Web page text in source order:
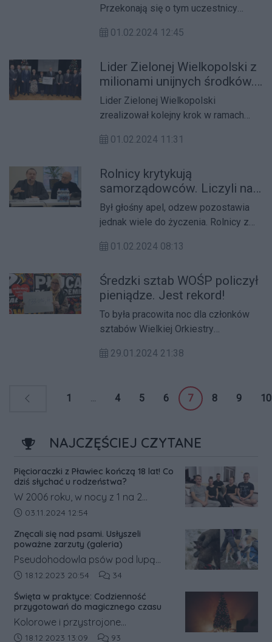
Przekonają się o tym uczestnicy
Wielkopolskiej.
01.02.2024 12:45
Lider Zielonej Wielkopolski z
milionami unijnych środków.
Kto z nich skorzysta?
Lider Zielonej Wielkopolski
zrealizował kolejny krok w ramach
podpisując umowę z samorządem
finansowych na strategię rozwoju
lokalnego. W ramach tej inicjatywy
średzka Lokalna Grupa Działania
otrzyma ponad 7,5 mln euro, co
złotych.
01.02.2024 11:31
Rolnicy krytykują
samorządowców. Liczyli na
ich wsparcie
Był głośny apel, odzew pozostawia
jednak wiele do życzenia. Rolnicy z
przeciwko planowanej budowie
drogi ekspresowej S11.
01.02.2024 08:13
Średzki sztab WOŚP policzył
pieniądze. Jest rekord!
To była pracowita noc dla członków
sztabów Wielkiej Orkiestry
pieniądze zebrane podczas
29.01.2024 21:38
1 ... 4 5 6 7 8 9 10
NAJCZĘŚCIEJ CZYTANE
Pięcioraczki z Pławiec kończą 18 lat! Co
dziś słychać u rodzeństwa?
W 2006 roku, w nocy z 1 na 2
listopada, w Pławcach w powiecie
pięcioraczki.
Data dodania artykułu:
03.11.2024 12:54
Znęcali się nad psami. Usłyszeli
poważne zarzuty (galeria)
Pseudohodowla psów pod lupą
prokuratury. Była ona prowadzona
śremskim. Na jej trop wpadli
inspektorzy weterynaryjni, którzy o
sprawie powiadomili policję.
Data dodania artykułu:
18.12.2023 20:54 Liczba komentarzy artykułu:
34
Święta w praktyce: Codzienność
przygotowań do magicznego czasu
Kolorowe i przystrojone
świątecznymi dekoracjami witryny
Data dodania artykułu:
18.12.2023 13:09 Liczba komentarzy artykułu:
93